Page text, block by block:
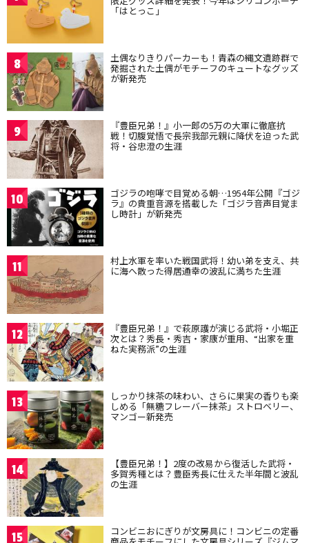
「はとっこ」
8 土偶なりきりパーカーも！青森の縄文遺跡群で
発掘された土偶がモチーフのキュートなグッズ
が新発売
9 『豊臣兄弟！』小一郎の5万の大軍に徹底抗
戦！切腹覚悟で長宗我部元親に降伏を迫った武
将・谷忠澄の生涯
10 ゴジラの咆哮で目覚める朝…1954年公開『ゴジ
ラ』の貴重音源を搭載した「ゴジラ音声目覚ま
し時計」が新発売
11 村上水軍を率いた戦国武将！幼い弟を支え、共
に海へ散った得居通幸の波乱に満ちた生涯
12 『豊臣兄弟！』で萩原護が演じる武将・小堀正
次とは？秀長・秀吉・家康が重用、“出家を重
ねた実務派”の生涯
13 しっかり抹茶の味わい、さらに果実の香りも楽
しめる「無糖フレーバー抹茶」ストロベリー、
マンゴー新発売
14 【豊臣兄弟！】2度の改易から復活した武将・
多賀秀種とは？豊臣秀長に仕えた半年間と波乱
の生涯
15 コンビニおにぎりが文房具に！コンビニの定番